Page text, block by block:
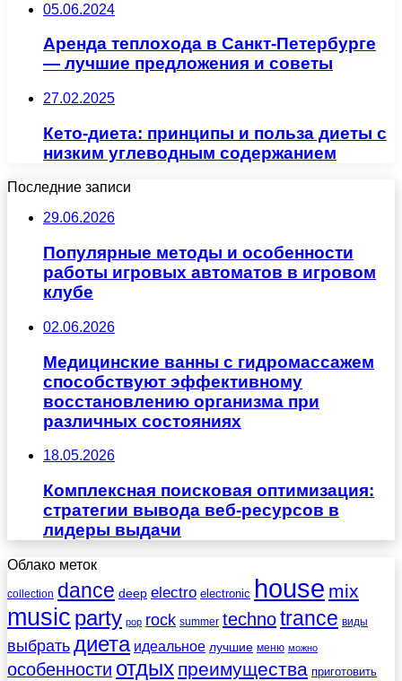
05.06.2024
Аренда теплохода в Санкт-Петербурге
— лучшие предложения и советы
27.02.2025
Кето-диета: принципы и польза диеты с
низким углеводным содержанием
Последние записи
29.06.2026
Популярные методы и особенности
работы игровых автоматов в игровом
клубе
02.06.2026
Медицинские ванны с гидромассажем
способствуют эффективному
восстановлению организма при
различных состояниях
18.05.2026
Комплексная поисковая оптимизация:
стратегии вывода веб-ресурсов в
лидеры выдачи
Облако меток
collection dance deep electro electronic house mix
music party pop rock summer technotrance виды
выбратьдиета идеальное лучшие меню можно
особенности отдых преимущества приготовить